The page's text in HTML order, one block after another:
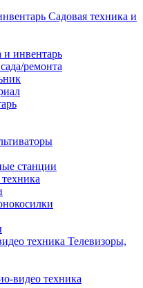
Садовая техника и
и инвентарь
ремонта
станции
Телевизоры,
видео техника